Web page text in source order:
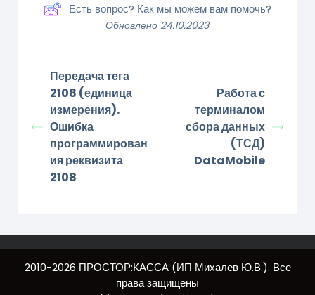
Есть вопрос? Как мы можем вам помочь?
Обновлено 24.10.2023
Передача тега
2108 (единица
измерения).
Ошибка
программирован
ия реквизита
2108
Работа с
терминалом
сбора данных
(ТСД)
DataMobile
2010-2026 ПРОСТОР:КАССА (ИП Михалев Ю.В.). Все
права защищены